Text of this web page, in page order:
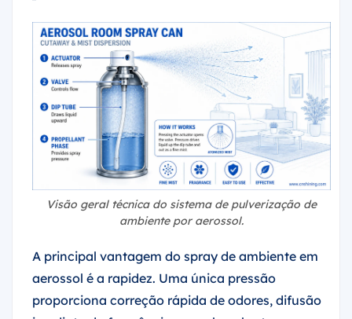
Visão geral técnica do sistema de pulverização de
ambiente por aerossol.
A principal vantagem do spray de ambiente em
aerossol é a rapidez. Uma única pressão
proporciona correção rápida de odores, difusão